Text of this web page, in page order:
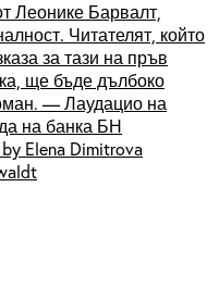
Леонике Барвалт,
Читателят, който
за тази на пръв
ще бъде дълбоко
— Лаудацио на
на банка БН
Elena Dimitrova